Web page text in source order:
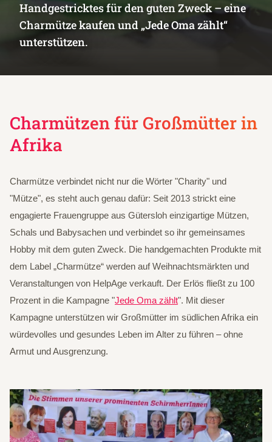
Handgestricktes für den guten Zweck – eine
Charmütze kaufen und „Jede Oma zählt“
unterstützen.
Charmützen für Großmütter in
Afrika
Charmütze verbindet nicht nur die Wörter "Charity" und
"Mütze", es steht auch genau dafür: Seit 2013 strickt eine
engagierte Frauengruppe aus Gütersloh einzigartige Mützen,
Schals und Babysachen und verbindet so ihr gemeinsames
Hobby mit dem guten Zweck. Die handgemachten Produkte mit
dem Label „Charmütze“ werden auf Weihnachtsmärkten und
Veranstaltungen von HelpAge verkauft. Der Erlös fließt zu 100
Prozent in die Kampagne "Jede Oma zählt". Mit dieser
Kampagne unterstützen wir Großmütter im südlichen Afrika ein
würdevolles und gesundes Leben im Alter zu führen – ohne
Armut und Ausgrenzung.